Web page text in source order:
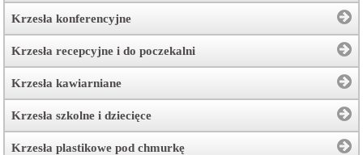
Krzesła konferencyjne
Krzesła recepcyjne i do poczekalni
Krzesła kawiarniane
Krzesła szkolne i dziecięce
Krzesła plastikowe pod chmurkę